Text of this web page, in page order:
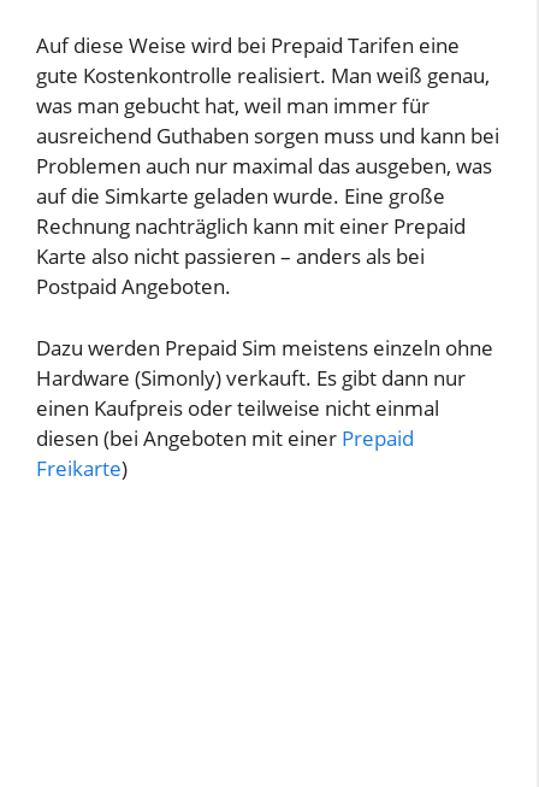
Auf diese Weise wird bei Prepaid Tarifen eine
gute Kostenkontrolle realisiert. Man weiß genau,
was man gebucht hat, weil man immer für
ausreichend Guthaben sorgen muss und kann bei
Problemen auch nur maximal das ausgeben, was
auf die Simkarte geladen wurde. Eine große
Rechnung nachträglich kann mit einer Prepaid
Karte also nicht passieren – anders als bei
Postpaid Angeboten.
Dazu werden Prepaid Sim meistens einzeln ohne
Hardware (Simonly) verkauft. Es gibt dann nur
einen Kaufpreis oder teilweise nicht einmal
diesen (bei Angeboten mit einer Prepaid
Freikarte)